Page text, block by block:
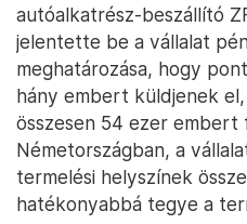
autóalkatrész-beszállító
jelentette be a vállalat
meghatározása, hogy
hány embert küldjenek
összesen 54 ezer embert
Németországban, a
termelési helyszínek
hatékonyabbá tegye a